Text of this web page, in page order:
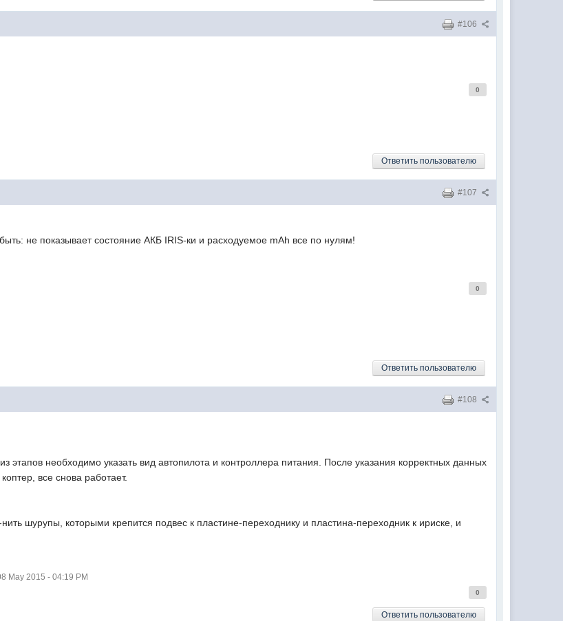
#106
0
Ответить пользователю
#107
не показывает состояние АКБ IRIS-ки и расходуемое mAh все по нулям!
0
Ответить пользователю
#108
этапов необходимо указать вид автопилота и контроллера питания. После указания корректных данных
все снова работает.
шурупы, которыми крепится подвес к пластине-переходнику и пластина-переходник к ириске, и
May 2015 - 04:19 PM
0
Ответить пользователю